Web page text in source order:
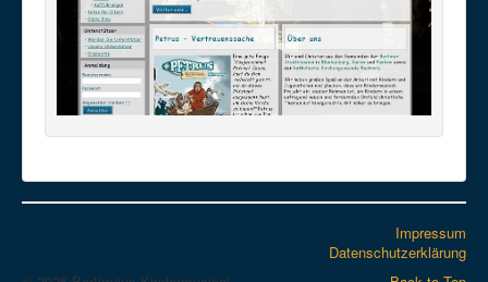
Impressum
Datenschutzerklärung